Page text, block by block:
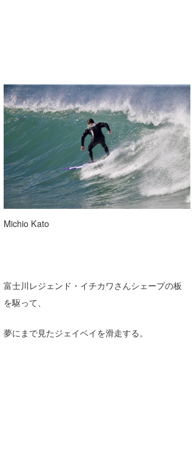
Michio Kato
富士川レジェンド・イチカワさんシェープの板
を駆って、
夢にまで見たジェイベイを滑走する。